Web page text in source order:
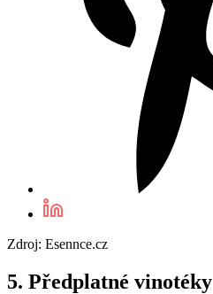
Zdroj: Esennce.cz
5. Předplatné vinotéky